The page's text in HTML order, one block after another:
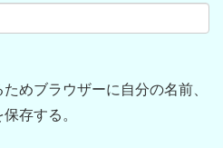
めブラウザーに自分の名前、
存する。